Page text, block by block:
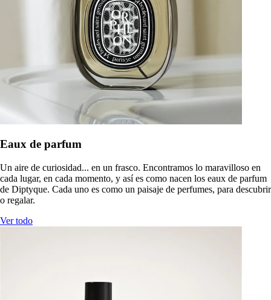
Eaux de parfum
Un aire de curiosidad... en un frasco. Encontramos lo maravilloso en
cada lugar, en cada momento, y así es como nacen los eaux de parfum
de Diptyque. Cada uno es como un paisaje de perfumes, para descubrir
o regalar.
Ver todo